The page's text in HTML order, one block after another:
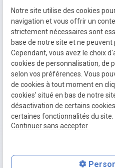
Echappement inox et
Décalaminage hydrogène
Clonage de calculateur
Mentions
légales
Politique de
CGV
Notre site utilise des cookies
navigation et vous offrir un
strictement nécessaires sont
base de notre site et ne peuvent
Cependant, vous avez le choix
cookies de personnalisation, de
selon vos préférences. Vous
de cookies à tout moment en
cookies' situé en bas de notre
désactivation de certains
certaines fonctionnalités du site.
Continuer sans accepter